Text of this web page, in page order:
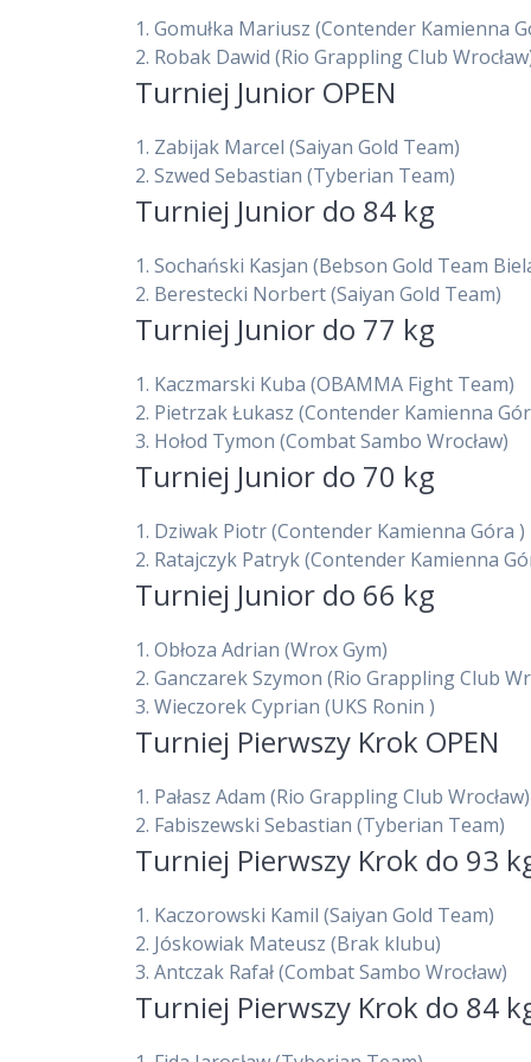
1.Gomułka Mariusz(Contender Kamienna
2. Robak Dawid(Rio Grappling Club
Turniej Junior OPEN
1. Zabijak Marcel(Saiyan Gold Team)
2.Szwed Sebastian(Tyberian Team)
Turniej Junior do 84 kg
1.Sochański Kasjan(Bebson Gold Team
2. Berestecki Norbert(Saiyan Gold Team)
Turniej Junior do 77 kg
1. Kaczmarski Kuba(OBAMMA Fight Team)
2. Pietrzak Łukasz(Contender Kamienna
3. Hołod Tymon(Combat Sambo Wrocław)
Turniej Junior do 70 kg
1. Dziwak Piotr(Contender Kamienna Góra )
2. Ratajczyk Patryk(Contender Kamienna
Turniej Junior do 66 kg
1.Obłoza Adrian(Wrox Gym)
2.Ganczarek Szymon(Rio Grappling Club
3.Wieczorek Cyprian(UKS Ronin )
Turniej Pierwszy Krok OPEN
1. Pałasz Adam(Rio Grappling Club Wrocław)
2. Fabiszewski Sebastian(Tyberian Team)
Turniej Pierwszy Krok do 93
1. Kaczorowski Kamil(Saiyan Gold Team)
2. Jóskowiak Mateusz(Brak klubu)
3.Antczak Rafał(Combat Sambo Wrocław)
Turniej Pierwszy Krok do 84